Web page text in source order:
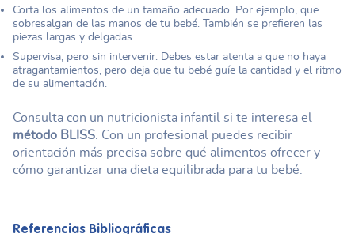
Corta los alimentos de un tamaño adecuado. Por ejemplo, que
sobresalgan de las manos de tu bebé. También se prefieren las
piezas largas y delgadas.
Supervisa, pero sin intervenir. Debes estar atenta a que no haya
atragantamientos, pero deja que tu bebé guíe la cantidad y el ritmo
de su alimentación.
Consulta con un nutricionista infantil si te interesa el
método BLISS . Con un profesional puedes recibir
orientación más precisa sobre qué alimentos ofrecer y
cómo garantizar una dieta equilibrada para tu bebé.
Referencias Bibliográficas